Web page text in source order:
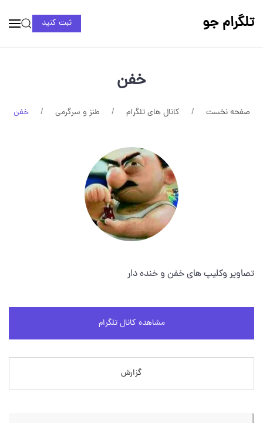
تلگرام جو ثبت کنید
خفن
صفحه نخست کانال های تلگرام طنز و سرگرمی خفن
تصاویر وکلیپ های خفن و خنده دار
مشاهده کانال تلگرام
گزارش